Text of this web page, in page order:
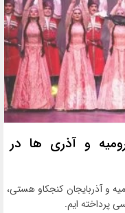
و آذری ها در
و آذربایجان کنجکاو هستی،
پرداخته ایم.